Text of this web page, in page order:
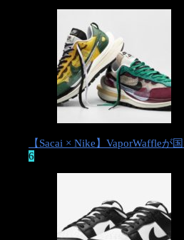
【Sacai × Nike】VaporWaffleが
6
ツイート
シェア
はてブ
Google+
Pocket
本ページは広告・PRが含まれていま